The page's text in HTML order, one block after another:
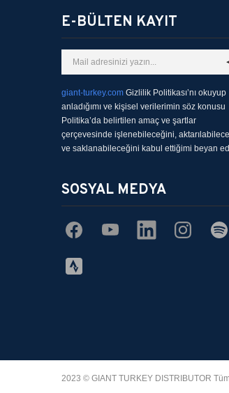
Ürün açıklamasında eksik bilgiler
Ürün bilgilerinde hatalar bulunuyor.
Ürün fiyatı diğer sitelerden daha pahalı.
E-BÜLTEN KAYIT
giant-turkey.com Gizlilik Politikası’nı okuyup
anladığımı ve kişisel verilerimin söz konusu
Politika’da belirtilen amaç ve şartlar
çerçevesinde işlenebileceğini,
ve saklanabileceğini kabul ettiğimi beyan
SOSYAL MEDYA
2023 © GIANT TURKEY DISTRIBUTOR